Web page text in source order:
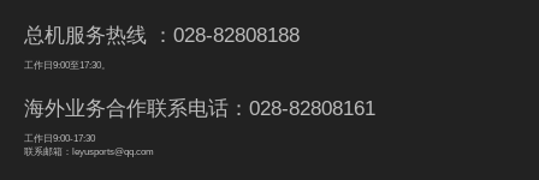
总机服务热线 ：028-82808188
工作日9:00至17:30。
海外业务合作联系电话：028-82808161
工作日9:00-17:30
联系邮箱：leyusports@qq.com